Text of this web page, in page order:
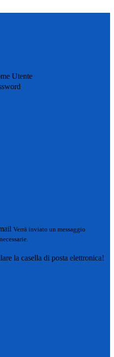
Utente
Verrà inviato un messaggio
la casella di posta elettronica!